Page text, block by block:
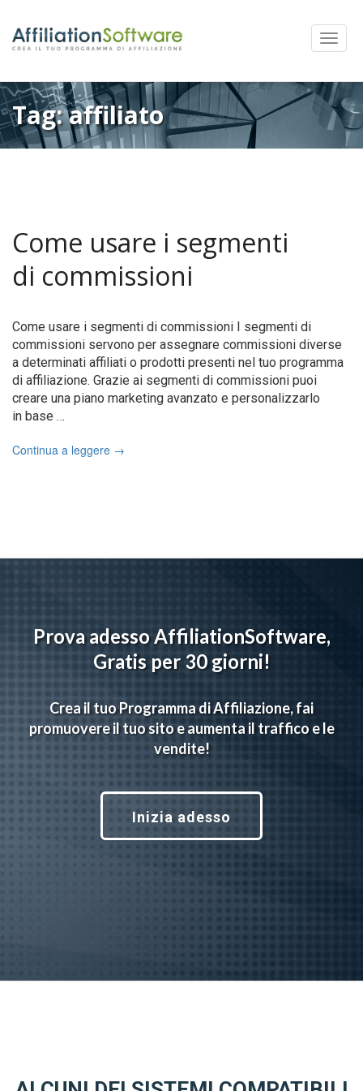
Menu
Tag:affiliato
Come usare i segmenti
di commissioni
Come usare i segmenti di commissioni I segmenti di
commissioni servono per assegnare commissioni diverse
a determinati affiliati o prodotti presenti nel tuo programma
di affiliazione. Grazie ai segmenti di commissioni puoi
creare una piano marketing avanzato e personalizzarlo
in base …
Continua a leggere →
Prova adesso AffiliationSoftware,
Gratis per 30 giorni!
Crea il tuo Programma di Affiliazione, fai
promuovere il tuo sito e aumenta il traffico e le
vendite!
Inizia adesso